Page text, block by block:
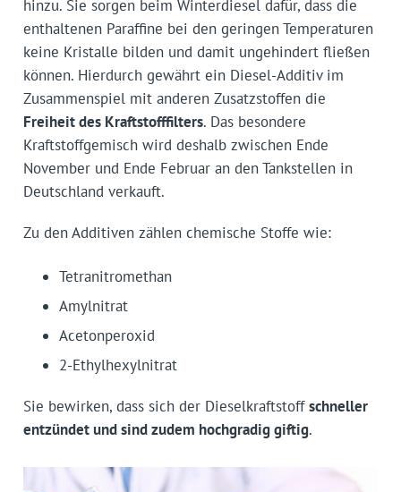
hinzu. Sie sorgen beim Winterdiesel dafür, dass die
enthaltenen Paraffine bei den geringen Temperaturen
keine Kristalle bilden und damit ungehindert fließen
können. Hierdurch gewährt ein Diesel-Additiv im
Zusammenspiel mit anderen Zusatzstoffen die
Freiheit des Kraftstofffilters. Das besondere
Kraftstoffgemisch wird deshalb zwischen Ende
November und Ende Februar an den Tankstellen in
Deutschland verkauft.
Zu den Additiven zählen chemische Stoffe wie:
Tetranitromethan
Amylnitrat
Acetonperoxid
2-Ethylhexylnitrat
Sie bewirken, dass sich der Dieselkraftstoffschneller
entzündet und sind zudem hochgradig giftig.